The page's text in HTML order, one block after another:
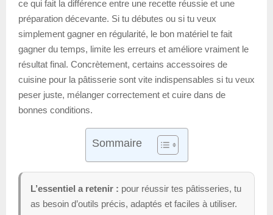
ce qui fait la différence entre une recette réussie et une
préparation décevante. Si tu débutes ou si tu veux
simplement gagner en régularité, le bon matériel te fait
gagner du temps, limite les erreurs et améliore vraiment le
résultat final. Concrètement, certains accessoires de
cuisine pour la pâtisserie sont vite indispensables si tu veux
peser juste, mélanger correctement et cuire dans de
bonnes conditions.
Sommaire
L’essentiel a retenir : pour réussir tes pâtisseries, tu
as besoin d’outils précis, adaptés et faciles à utiliser.